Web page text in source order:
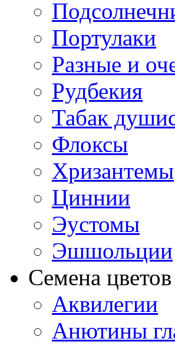
Портулаки
Разные и
Рудбекия
Табак
Флоксы
Хризантемы
Циннии
Эустомы
Эшшольции
Семена
Аквилегии
Анютины